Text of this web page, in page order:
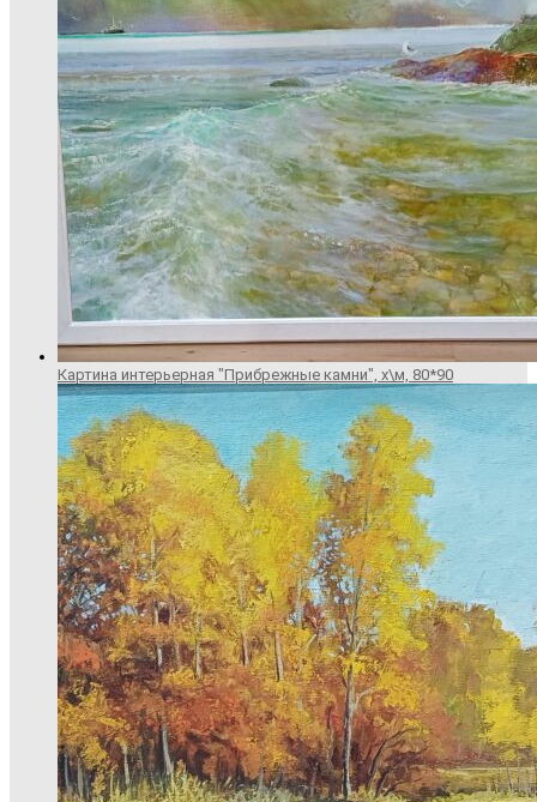
Картина интерьерная "Прибрежные камни", х\м, 80*90